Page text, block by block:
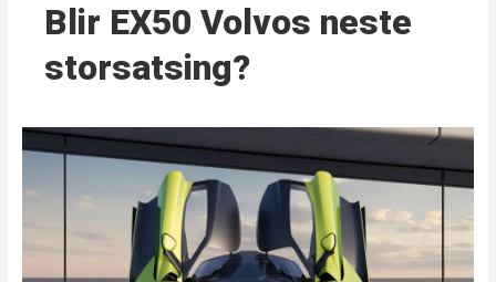
Blir EX50 Volvos neste
storsatsing?